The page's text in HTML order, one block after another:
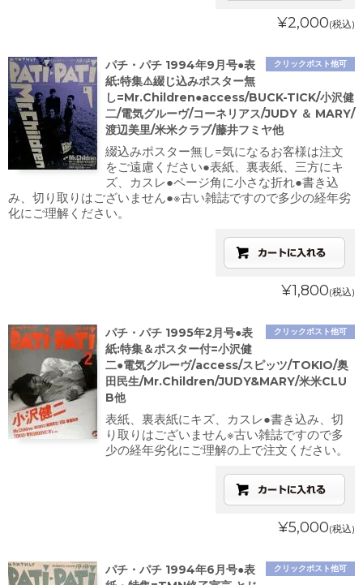
¥2,000(税込)
クリックポスト他可
パチ・パチ 1994年9月号●表
紙:特集⚠️綴じ込みポスター無
し=Mr.Children●access/BUCK-TICK/小沢健
二/電気グルーヴ/コーネリアス/JUDY ＆ MARY/
渡辺美里/米米クラブ/藤井フミヤ他
綴込みポスター無し=気になるお客様は注文
をご遠慮ください●表紙、裏表紙、三方にキ
ズ、カスレ●ページ角に小さな折れ●書き込
み、切り取りはございません●※古い雑誌ですので多少の経年劣
化にご理解ください。
¥1,800(税込)
クリックポスト他可
パチ・パチ 1995年2月号●表
紙:特集＆ポスター付=小沢健
二●電気グルーヴ/access/スピッツ/TOKIO/奥
田民生/Mr.Children/JUDY&MARY/米米CLU
B他
表紙、裏表紙にキズ、カスレ●書き込み、切
り取りはございません※古い雑誌ですので多
少の経年劣化にご理解の上で注文ください。
¥5,000(税込)
クリックポスト他可
パチ・パチ 1994年6月号●表